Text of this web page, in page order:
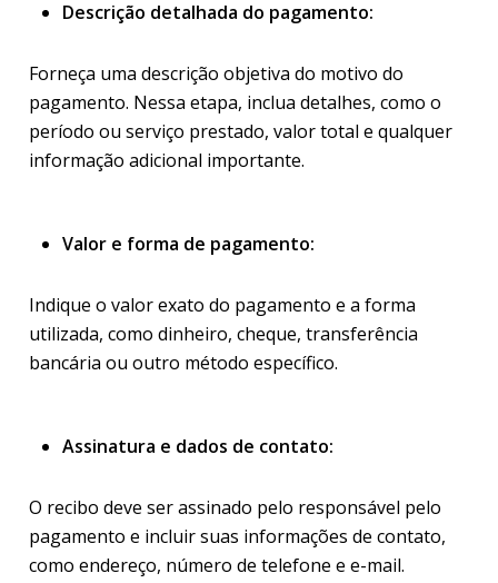
Descrição detalhada do pagamento:
Forneça uma descrição objetiva do motivo do
pagamento. Nessa etapa, inclua detalhes, como o
período ou serviço prestado, valor total e qualquer
informação adicional importante.
Valor e forma de pagamento:
Indique o valor exato do pagamento e a forma
utilizada, como dinheiro, cheque, transferência
bancária ou outro método específico.
Assinatura e dados de contato:
O recibo deve ser assinado pelo responsável pelo
pagamento e incluir suas informações de contato,
como endereço, número de telefone e e-mail.